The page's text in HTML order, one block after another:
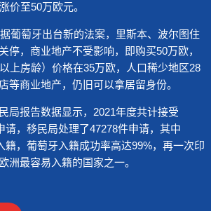
价至50万欧元。
葡萄牙出台新的法案，里斯本、波尔图住
停，商业地产不受影响，即购买50万欧，
上房龄）价格在35万欧，人口稀少地区28
等商业地产，仍旧可以拿居留身份。
局报告数据显示，2021年度共计接受
请，移民局处理了47278件申请，其中
籍，葡萄牙入籍成功率高达99%，再一次印
洲最容易入籍的国家之一。